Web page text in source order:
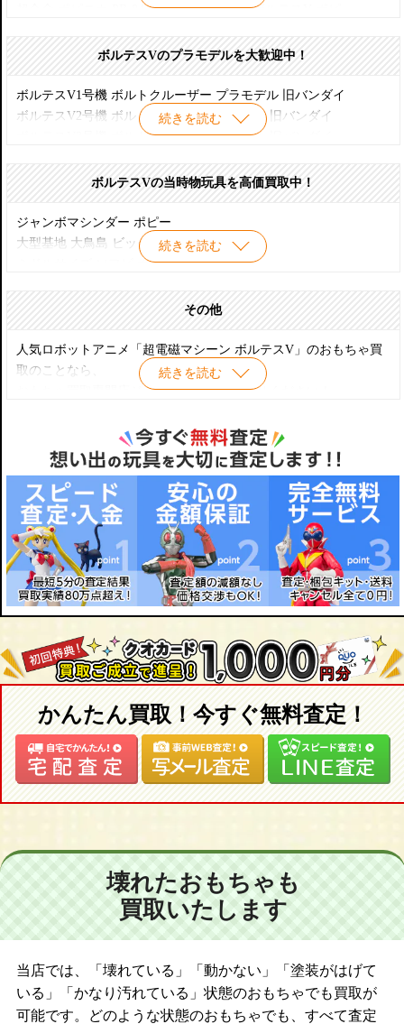
超合金 ポピニカ PB-04 ボルトクルーザー ボルテスV ポピー
超合金 ポピニカ PB-06 ボルトパンザー ボルテスV ポピー
超合金 ポピニカ PB-08 ボルトランダー ボルテスV ポピー
超合金 ポピニカ PB-09 大鳥島 ビッグファルコン基地 ボルテスV
超合金魂 GX-31V ボルテスV 超合金40周年記念Ver. バンダイ
ダイ
超合金魂 GX-31 ボルテスV バンダイ
超合金魂 ボルテスV 大鳥島 ビッグファルコン基地 格納庫 バンダ
ボルテスVのプラモデルを大歓迎中！
続きを読む
ボルテスV1号機 ボルトクルーザー プラモデル 旧バンダイ
ボルテスV2号機 ボルトボンバー プラモデル 旧バンダイ
ボルテスV3号機 ボルトパンザー プラモデル 旧バンダイ
ボルテスV5号機 ボルトランダー プラモデル 旧バンダイ
ボルテスVの当時物玩具を高価買取中！
続きを読む
ジャンボマシンダー ポピー
大型基地 大鳥島 ビッグファルコン ポピー
ミドルサイズ ソフビ ポピー
ミサイル ボルテスV 旧バンダイ
ボルテスV 分離合体 Play toy
DXフル可動ロボットキット 浪曼堂
その他
続きを読む
人気ロボットアニメ「超電磁マシーン ボルテスV」のおもちゃ買
取のことなら、
おもちゃ買取専門店ジョニージョイにお任せください！
かんたん買取！今すぐ無料査定！
壊れたおもちゃも
買取いたします
当店では、「壊れている」「動かない」「塗装がはげて
いる」「かなり汚れている」状態のおもちゃでも買取が
可能です。どのような状態のおもちゃでも、すべて査定